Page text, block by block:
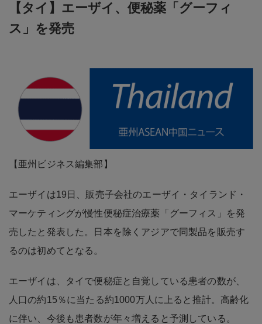
【タイ】エーザイ、便秘薬「グーフィ
ス」を発売
【亜州ビジネス編集部】
エーザイは19日、販売子会社のエーザイ・タイランド・
マーケティングが慢性便秘症治療薬「グーフィス」を発
売したと発表した。日本を除くアジアで同製品を販売す
るのは初めてとなる。
エーザイは、タイで便秘症と自覚している患者の数が、
人口の約15％に当たる約1000万人に上ると推計。高齢化
に伴い、今後も患者数が年々増えると予測している。